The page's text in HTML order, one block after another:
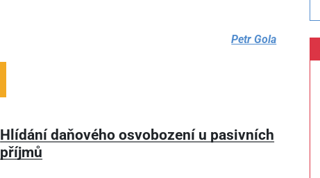
Petr Gola
Hlídání daňového osvobození u pasivních
příjmů